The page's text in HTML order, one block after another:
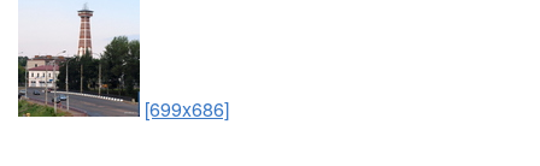
[699x686]